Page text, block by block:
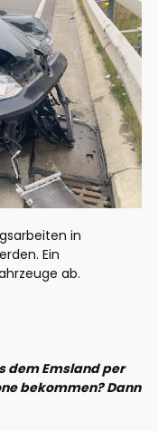
in
Ein
ab.
dem Emsland per
bekommen? Dann